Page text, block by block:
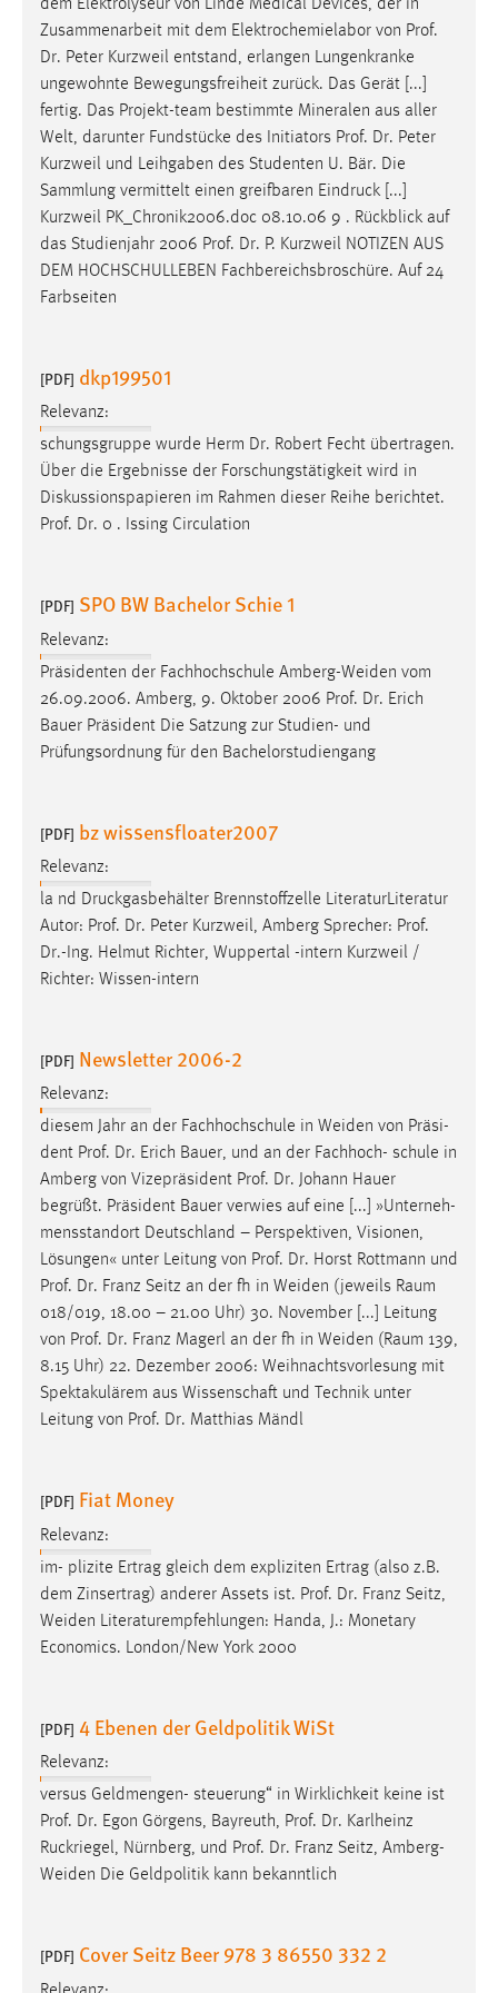
dem Elektrolyseur von Linde Medical Devices, der in
Zusammenarbeit mit dem Elektrochemielabor von Prof.
Dr. Peter Kurzweil entstand, erlangen Lungenkranke
ungewohnte Bewegungsfreiheit zurück. Das Gerät [...]
fertig. Das Projekt-team bestimmte Mineralen aus aller
Welt, darunter Fundstücke des Initiators Prof. Dr. Peter
Kurzweil und Leihgaben des Studenten U. Bär. Die
Sammlung vermittelt einen greifbaren Eindruck [...]
Kurzweil PK_Chronik2006.doc 08.10.06 9 . Rückblick auf
das Studienjahr 2006 Prof. Dr. P. Kurzweil NOTIZEN AUS
DEM HOCHSCHULLEBEN Fachbereichsbroschüre. Auf 24
Farbseiten
[PDF] dkp199501
Relevanz:
schungsgruppe wurde Herm Dr. Robert Fecht übertragen.
Über die Ergebnisse der Forschungstätigkeit wird in
Diskussionspapieren im Rahmen dieser Reihe berichtet.
Prof. Dr. 0 . Issing Circulation
[PDF] SPO BW Bachelor Schie 1
Relevanz:
Präsidenten der Fachhochschule Amberg-Weiden vom
26.09.2006. Amberg, 9. Oktober 2006 Prof. Dr. Erich
Bauer Präsident Die Satzung zur Studien- und
Prüfungsordnung für den Bachelorstudiengang
[PDF] bz wissensfloater2007
Relevanz:
la nd Druckgasbehälter Brennstoffzelle LiteraturLiteratur
Autor: Prof. Dr. Peter Kurzweil, Amberg Sprecher: Prof.
Dr.-Ing. Helmut Richter, Wuppertal -intern Kurzweil /
Richter: Wissen-intern
[PDF] Newsletter 2006-2
Relevanz:
diesem Jahr an der Fachhochschule in Weiden von Präsi-
dent Prof. Dr. Erich Bauer, und an der Fachhoch- schule in
Amberg von Vizepräsident Prof. Dr. Johann Hauer
begrüßt. Präsident Bauer verwies auf eine [...] »Unterneh-
mensstandort Deutschland – Perspektiven, Visionen,
Lösungen« unter Leitung von Prof. Dr. Horst Rottmann und
Prof. Dr. Franz Seitz an der fh in Weiden (jeweils Raum
018/019, 18.00 – 21.00 Uhr) 30. November [...] Leitung
von Prof. Dr. Franz Magerl an der fh in Weiden (Raum 139,
8.15 Uhr) 22. Dezember 2006: Weihnachtsvorlesung mit
Spektakulärem aus Wissenschaft und Technik unter
Leitung von Prof. Dr. Matthias Mändl
[PDF] Fiat Money
Relevanz:
im- plizite Ertrag gleich dem expliziten Ertrag (also z.B.
dem Zinsertrag) anderer Assets ist. Prof. Dr. Franz Seitz,
Weiden Literaturempfehlungen: Handa, J.: Monetary
Economics. London/New York 2000
[PDF] 4 Ebenen der Geldpolitik WiSt
Relevanz:
versus Geldmengen- steuerung“ in Wirklichkeit keine ist
Prof. Dr. Egon Görgens, Bayreuth, Prof. Dr. Karlheinz
Ruckriegel, Nürnberg, und Prof. Dr. Franz Seitz, Amberg-
Weiden Die Geldpolitik kann bekanntlich
[PDF] Cover Seitz Beer 978 3 86550 332 2
Performance
Name:
Zweck:
Für performante Seitenauslieferung wird in diesem Cookie
gespeichert, ob man eingeloggt ist.
Sprachpräferenz
site-language-preference
Zweck:
Das Cookie speichert die gewählte Sprache der Website.
Cookie Laufzeit:
30 Tage
Name:
MibewSessionID, MIBEW_UserID, mibew_locale, mibew-
chat-frame-style-5e9dbeb1811c0446
Zweck:
Wird benötigt um die Chatfunktion nutzen zu können.
Jahre, MIBEW_UserID = 1 Jahr
Login
Name:
fe_user, be_user, be_lastLoginProvider
einloggen zu können.
Cookie Laufzeit:
24 Stunden
STATISTIK
Statistik Cookies erfassen Informationen anonym.
Diese Informationen helfen uns zu verstehen, wie
unsere Besucher unsere Website nutzen.
Matomo
Name:
_pk_ref, _pk_cvar, _pk_id, _pk_ses
Zugriffsstatistik
Cookie Laufzeit:
Max. 13 Monate
MARKETING
Sie tun dies, indem sie Besucher über Websites
hinweg verfolgen.
Google Ads
Name:
_gcl_au
Google Ireland Limited